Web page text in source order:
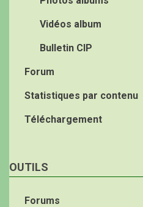
Vidéos album
Bulletin CIP
Forum
Statistiques par contenu
Téléchargement
OUTILS
Forums